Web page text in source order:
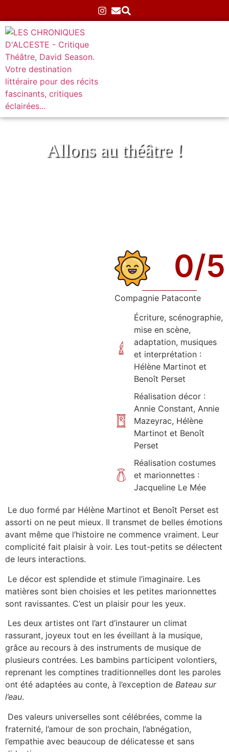
Allons au théâtre !
0/5
Compagnie Pataconte
Écriture, scénographie,
mise en scène,
adaptation, musiques
et interprétation :
Hélène Martinot et
Benoît Perset
Réalisation décor :
Annie Constant, Annie
Mazeyrac, Hélène
Martinot et Benoît
Perset
Réalisation costumes
et marionnettes :
Jacqueline Le Mée
Le duo formé par Hélène Martinot et Benoît Perset est
assorti on ne peut mieux. Il transmet de belles émotions
avant même que l’histoire ne commence vraiment. Leur
complicité fait plaisir à voir. Les tout-petits se délectent
de leurs interactions.
Le décor est splendide et stimule l’imaginaire. Les
matières sont bien choisies et les petites marionnettes
sont ravissantes. C’est un plaisir pour les yeux.
Les deux artistes ont l’art d’instaurer un climat
rassurant, joyeux tout en les éveillant à la musique,
grâce au recours à des instruments de musique de
plusieurs contrées. Les bambins participent volontiers,
reprenant les comptines traditionnelles dont les paroles
ont été adaptées au conte, à l’exception de Bateau sur
l’eau.
Des valeurs universelles sont célébrées, comme la
fraternité, l’amour de son prochain, l’abnégation,
l’empathie avec beaucoup de délicatesse et sans